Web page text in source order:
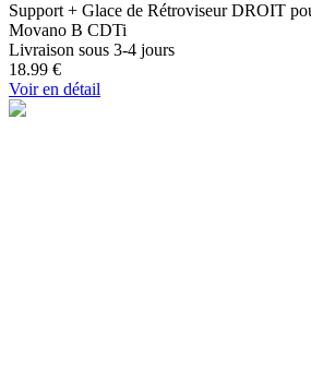
Support + Glace de Rétroviseur DROIT
Movano B CDTi
Livraison sous 3-4 jours
18.99 €
Voir en détail